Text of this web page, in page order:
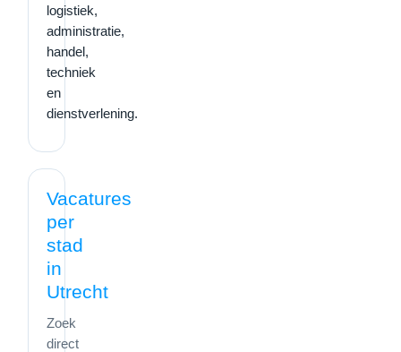
logistiek,
administratie,
handel,
techniek
en
dienstverlening.
Vacatures
per
stad
in
Utrecht
Zoek
direct